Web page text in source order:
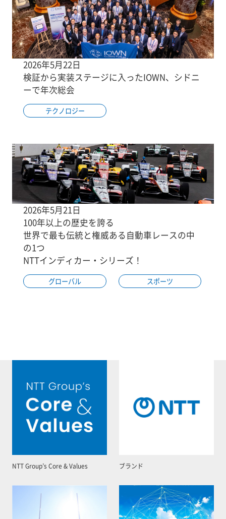
2026年5月22日
検証から実装ステージに入ったIOWN、シドニ
ーで年次総会
テクノロジー
2026年5月21日
100年以上の歴史を誇る
世界で最も伝統と権威ある自動車レースの中
の1つ
NTTインディカー・シリーズ！
グローバル スポーツ
NTT Group’s Core & Values ブランド